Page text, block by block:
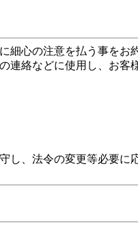
心の注意を払う事をお
連絡などに使用し、お客
、法令の変更等必要に